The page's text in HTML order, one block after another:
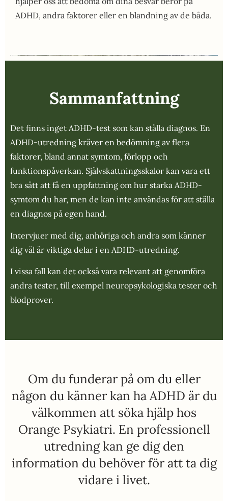
ADHD, andra faktorer eller en blandning av de båda.
Sammanfattning
Det finns inget ADHD-test som kan ställa diagnos. En
ADHD-utredning kräver en bedömning av flera
faktorer, bland annat symtom, förlopp och
funktionspåverkan. Självskattningsskalor kan vara ett
bra sätt att få en uppfattning om hur starka ADHD-
symtom du har, men de kan inte användas för att ställa
en diagnos på egen hand.
Intervjuer med dig, anhöriga och andra som känner
dig väl är viktiga delar i en ADHD-utredning.
I vissa fall kan det också vara relevant att genomföra
andra tester, till exempel neuropsykologiska tester och
blodprover.
Om du funderar på om du eller
någon du känner kan ha ADHD är du
välkommen att söka hjälp hos
Orange Psykiatri. En professionell
utredning kan ge dig den
information du behöver för att ta dig
vidare i livet.